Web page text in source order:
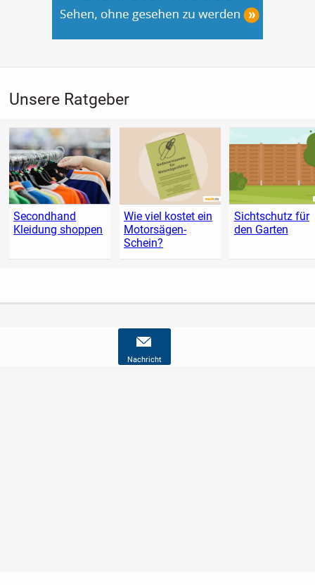
Unsere Ratgeber
Secondhand
Kleidung shoppen
Wie viel kostet ein
Motorsägen-
Schein?
Sichtschutz für
den Garten
Nachricht